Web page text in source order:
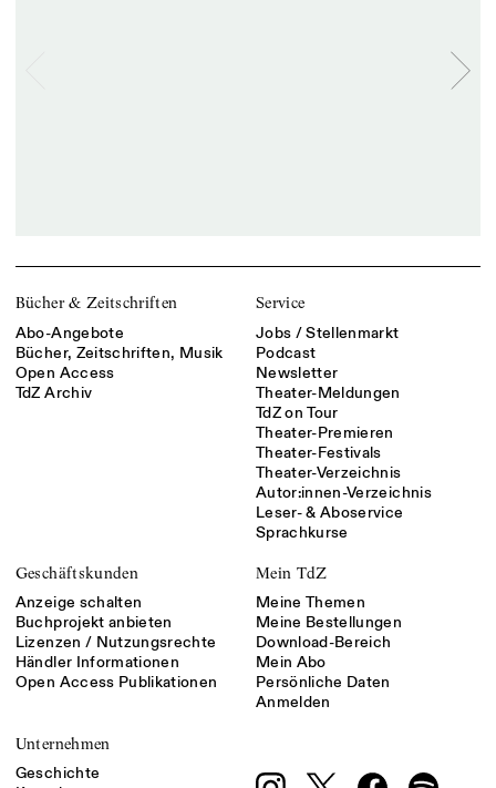
Bücher & Zeitschriften
Abo-Angebote
Bücher, Zeitschriften, Musik
Open Access
TdZ Archiv
Service
Jobs / Stellenmarkt
Podcast
Newsletter
Theater-Meldungen
TdZ on Tour
Theater-Premieren
Theater-Festivals
Theater-Verzeichnis
Autor:innen-Verzeichnis
Leser- & Aboservice
Sprachkurse
Geschäftskunden
Anzeige schalten
Buchprojekt anbieten
Lizenzen / Nutzungsrechte
Händler Informationen
Open Access Publikationen
Mein TdZ
Meine Themen
Meine Bestellungen
Download-Bereich
Mein Abo
Persönliche Daten
Anmelden
Unternehmen
Geschichte